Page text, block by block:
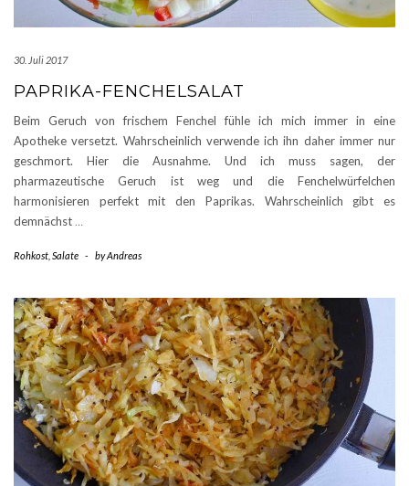
30. Juli 2017
PAPRIKA-FENCHELSALAT
Beim Geruch von frischem Fenchel fühle ich mich immer in eine
Apotheke versetzt. Wahrscheinlich verwende ich ihn daher immer nur
geschmort. Hier die Ausnahme. Und ich muss sagen, der
pharmazeutische Geruch ist weg und die Fenchelwürfelchen
harmonisieren perfekt mit den Paprikas. Wahrscheinlich gibt es
demnächst …
Rohkost Salate - byAndreas